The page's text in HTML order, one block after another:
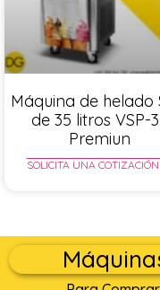
Máquina de helado
de 35 litros VSP-
Premiun
SOLICITA UNA